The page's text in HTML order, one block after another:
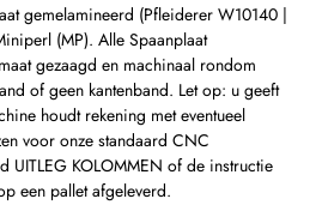
gemelamineerd (Pfleiderer W10140 |
(MP). Alle Spaanplaat
gezaagd en machinaal rondom
of geen kantenband. Let op: u geeft
houdt rekening met eventueel
voor onze standaard CNC
UITLEG KOLOMMEN of de instructie
een pallet afgeleverd.